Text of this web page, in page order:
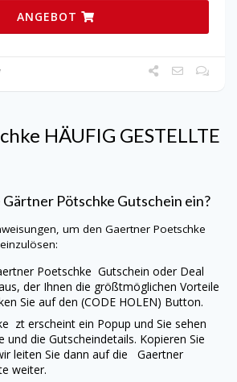
ANGEBOT
HÄUFIG GESTELLTE
Gärtner Pötschke Gutschein ein?
um den Gaertner Poetschke
Poetschke Gutschein oder Deal
der Ihnen die größtmöglichen Vorteile
Sie auf den (CODE HOLEN) Button.
zt erscheint ein Popup und Sie sehen
und die Gutscheindetails. Kopieren Sie
leiten Sie dann auf die Gaertner
weiter.